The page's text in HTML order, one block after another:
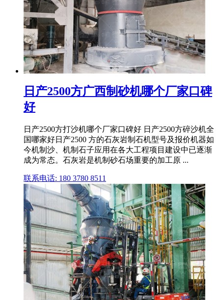
日产2500方广西制砂机哪个厂家口碑
好
日产2500方打沙机哪个厂家口碑好 日产2500方碎沙机全
国哪家好日产2500 方的石灰岩制石机型号及报价机器如
今机制沙、机制石子应用在各大工程项目建设中已逐渐
成为常态。石灰岩是机制砂石场重要的加工原 ...
联系电话: 180 3780 8511